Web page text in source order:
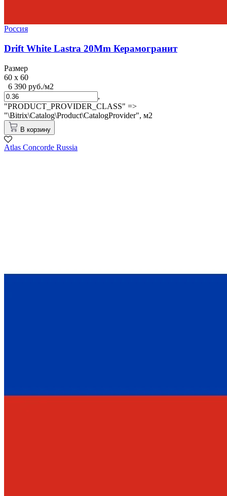
Россия
Drift White Lastra 20Mm Керамогранит
Размер
60 x 60
6 390 руб./м2
,
"PRODUCT_PROVIDER_CLASS" =>
"\Bitrix\Catalog\Product\CatalogProvider", м2
В корзину
Atlas Concorde Russia